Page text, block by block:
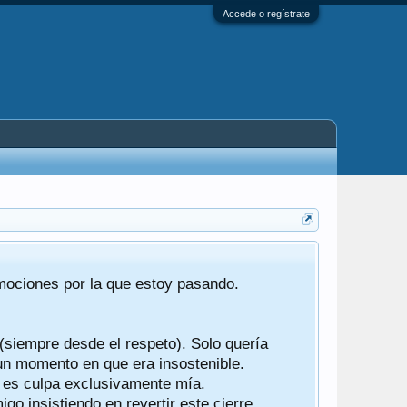
Accede o regístrate
por la que estoy pasando.
desde el respeto). Solo quería
momento en que era insostenible.
culpa exclusivamente mía.
insistiendo en revertir este cierre.